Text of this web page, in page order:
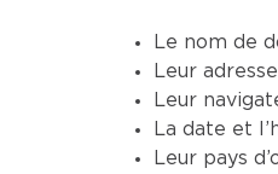
Le nom de
Leur
Leur
La date et
Leur pays